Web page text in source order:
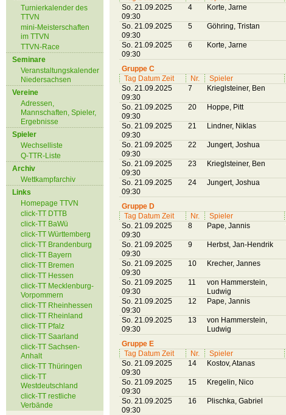
Turnierkalender des
TTVN
mini-Meisterschaften
im TTVN
TTVN-Race
Seminare
Veranstaltungskalender
Niedersachsen
Vereine
Adressen,
Mannschaften, Spieler,
Ergebnisse
Spieler
Wechselliste
Q-TTR-Liste
Archiv
Wettkampfarchiv
Links
Homepage TTVN
click-TT DTTB
click-TT BaWü
click-TT Württemberg
click-TT Brandenburg
click-TT Bayern
click-TT Bremen
click-TT Hessen
click-TT Mecklenburg-
Vorpommern
click-TT Rheinhessen
click-TT Rheinland
click-TT Pfalz
click-TT Saarland
click-TT Sachsen-
Anhalt
click-TT Thüringen
click-TT
Westdeutschland
click-TT restliche
Verbände
So. 21.09.2025
09:30
4 Korte, Jarne
So. 21.09.2025
09:30
5 Göhring, Tristan
So. 21.09.2025
09:30
6 Korte, Jarne
Gruppe C
Tag Datum Zeit
Nr. Spieler
So. 21.09.2025
09:30
7 Krieglsteiner, Ben
So. 21.09.2025
09:30
20 Hoppe, Pitt
So. 21.09.2025
09:30
21 Lindner, Niklas
So. 21.09.2025
09:30
22 Jungert, Joshua
So. 21.09.2025
09:30
23 Krieglsteiner, Ben
So. 21.09.2025
09:30
24 Jungert, Joshua
Gruppe D
Tag Datum Zeit
Nr. Spieler
So. 21.09.2025
09:30
8 Pape, Jannis
So. 21.09.2025
09:30
9 Herbst, Jan-Hendrik
So. 21.09.2025
09:30
10 Krecher, Jannes
So. 21.09.2025
09:30
11
von Hammerstein,
Ludwig
So. 21.09.2025
09:30
12 Pape, Jannis
So. 21.09.2025
09:30
13
von Hammerstein,
Ludwig
Gruppe E
Tag Datum Zeit
Nr. Spieler
So. 21.09.2025
09:30
14 Kostov, Atanas
So. 21.09.2025
09:30
15 Kregelin, Nico
So. 21.09.2025
09:30
16 Plischka, Gabriel